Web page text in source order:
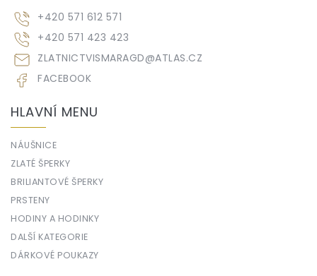
ZLATNICTVISMARAGD@ATLAS.CZ
+420 571 612 571
+420 571 423 423
FACEBOOK
HLAVNÍ MENU
NÁUŠNICE
ZLATÉ ŠPERKY
BRILIANTOVÉ ŠPERKY
PRSTENY
HODINY A HODINKY
DALŠÍ KATEGORIE
DÁRKOVÉ POUKAZY